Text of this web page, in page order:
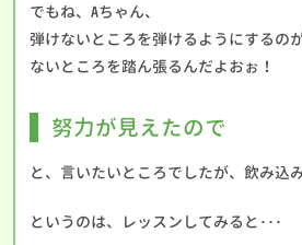
でもね、Aちゃん、
弾けないところを弾けるようにするの
ないところを踏ん張るんだよおぉ！
努力が見えたので
と、言いたいところでしたが、飲み込
というのは、レッスンしてみると･･･